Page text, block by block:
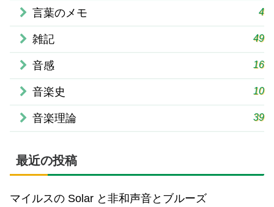
言葉のメモ 4
雑記 49
音感 16
音楽史 10
音楽理論 39
最近の投稿
マイルスの Solar と非和声音とブルーズ